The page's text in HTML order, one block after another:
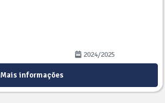
2024/2025
Mais informações